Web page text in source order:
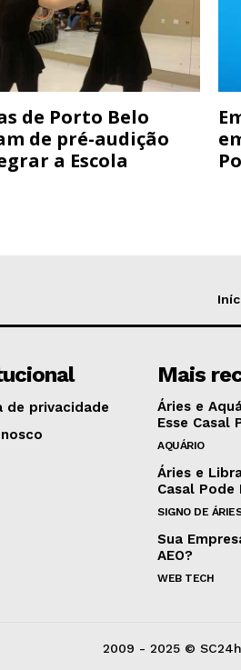
de Porto Belo
de pré-audição
a Escola
de privacidade
Mais
Áries e
Esse Casal
AQUÁRIO
Áries e
Casal Pode
SIGNO DE
Sua
AEO?
WEB TECH
2009 - 2025 © SC24h